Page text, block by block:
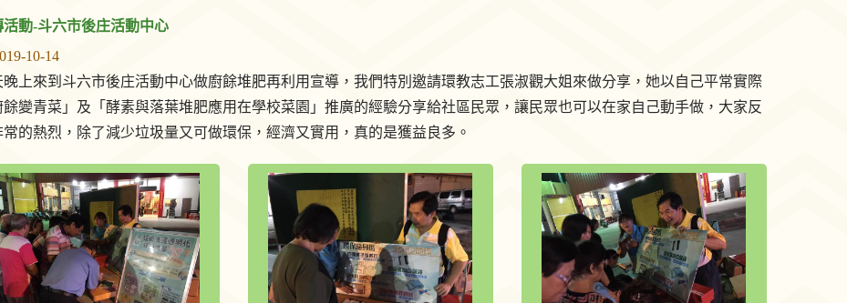
活動-斗六市後庄活動中心
10-14
晚上來到斗六市後庄活動中心做廚餘堆肥再利用宣導，我們特別邀請環教志工張淑觀大姐來做分享，她以自己平常實際
餘變青菜」及「酵素與落葉堆肥應用在學校菜園」推廣的經驗分享給社區民眾，讓民眾也可以在家自己動手做，大家反
常的熱烈，除了減少垃圾量又可做環保，經濟又實用，真的是獲益良多。